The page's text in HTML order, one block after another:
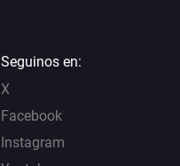
Seguinos en:
X
Facebook
Instagram